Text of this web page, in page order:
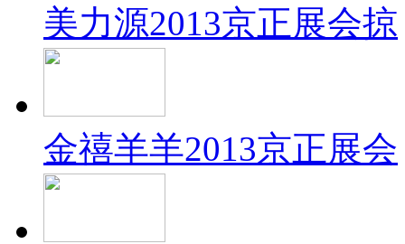
美力源2013京正展会掠
金禧羊羊2013京正展会